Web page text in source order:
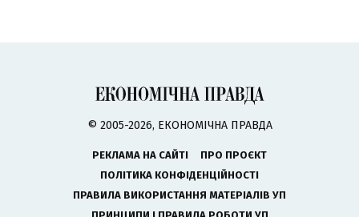
© 2005-2026, ЕКОНОМІЧНА ПРАВДА
РЕКЛАМА НА САЙТІ
ПРО ПРОЄКТ
ПОЛІТИКА КОНФІДЕНЦІЙНОСТІ
ПРАВИЛА ВИКОРИСТАННЯ МАТЕРІАЛІВ УП